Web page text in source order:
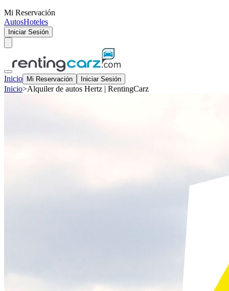
Mi Reservación
AutosHoteles
Iniciar Sesión
Inicio Mi Reservación Iniciar Sesión
Inicio>Alquiler de autos Hertz | RentingCarz